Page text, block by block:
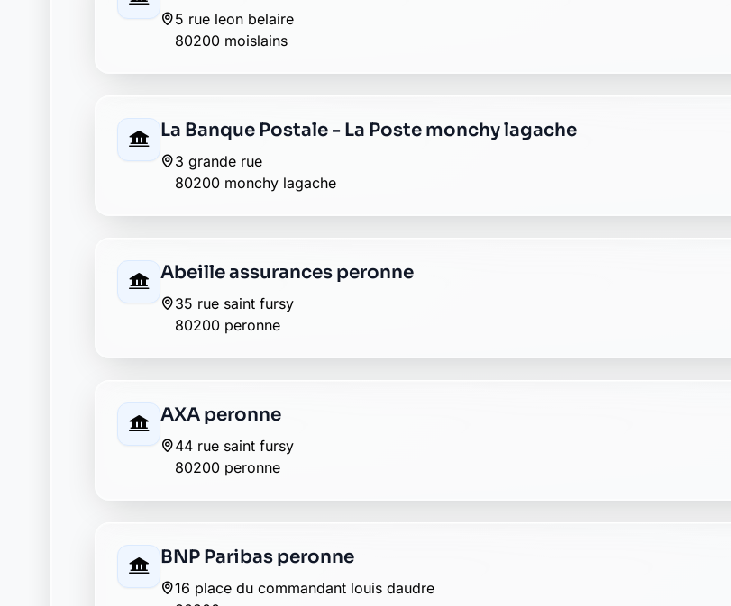
16 place du commandant louis daudre
80200 peronne
CIC peronne
12 place du cdt louis daudre
80200 peronne
Crédit du Nord péronne
23 place louis daudré
80200 péronne
Crédit Mutuel peronne
18 place du cdt louis daudre
80200 peronne
Groupama peronne
46 rue saint-sauveur